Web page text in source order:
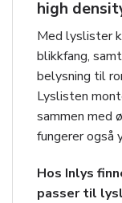
high
Med lyslister
blikkfang,
belysning til
Lyslisten
sammen med
fungerer også
Hos Inlys
passer til